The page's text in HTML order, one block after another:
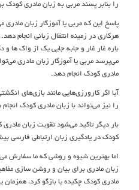
را بنابر پسند مربی به زبان مادری کودک
پاسخ این که مربی یا آموزگار زبان مادری
هرکاری در زمینه انتقال زبانی انجام
باره غار غار و جابه جایی یک از واک ها
می‌پرسد مربی یا آموزگار زبان مادری
مادری کودک انجام دهد.
آیا اگر کارورزی‌هایی مانند بازی‌های
را نیز می‌تواند با زبان مادری کودک
بار دیگر تاکید می‌شود تقویت زبان
کودک در یادگیری زبان ارتباطی فارسی
اما بهترین شیوه و روشی که ما سفارش
زبان مادری برای بیان و روشن سازی
مادری کودک چکیده یا بازگو کرد،